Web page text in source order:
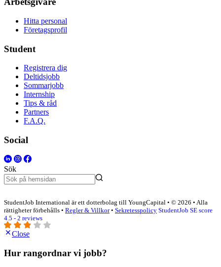
Hitta personal
Företagsprofil
Student
Registrera dig
Deltidsjobb
Sommarjobb
Internship
Tips & råd
Partners
F.A.Q.
Social
Sök
StudentJob International är ett dotterbolag till YoungCapital • © 2026 • Alla
rättigheter förbehålls • Regler & Villkor• Sekretesspolicy StudentJob SE score
4.5 - 2 reviews
Close
Hur rangordnar vi jobb?